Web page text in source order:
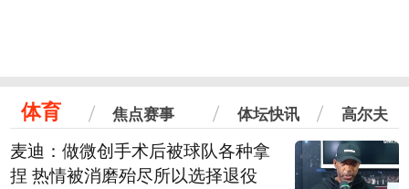
体育 焦点赛事 体坛快讯 高尔夫
麦迪：做微创手术后被球队各种拿
捏 热情被消磨殆尽所以选择退役